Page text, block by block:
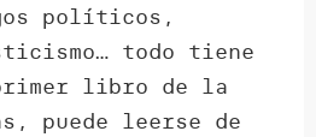
políticos,
todo tiene
libro de la
puede leerse de